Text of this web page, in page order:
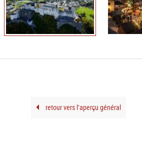
retour vers l’aperçu général